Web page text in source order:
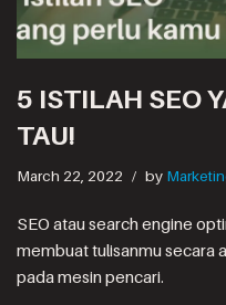
5 ISTILAH SEO
TAU!
March 22, 2022 by
SEO atau search engine
membuat tulisanmu secara
pada mesin pencari.